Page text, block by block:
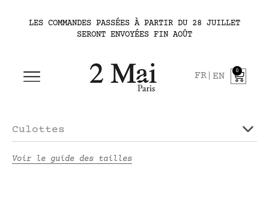
LES COMMANDES PASSÉES À PARTIR DU 28 JUILLET
SERONT ENVOYÉES FIN AOÛT
FR EN
0
Culottes
Voir le guide des tailles